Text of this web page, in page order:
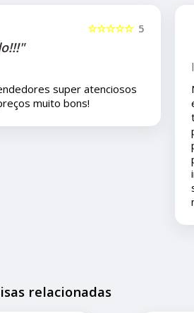
5
☆☆☆☆☆
uma peça para o carro com
livre e viajamos pouco
relacionadas